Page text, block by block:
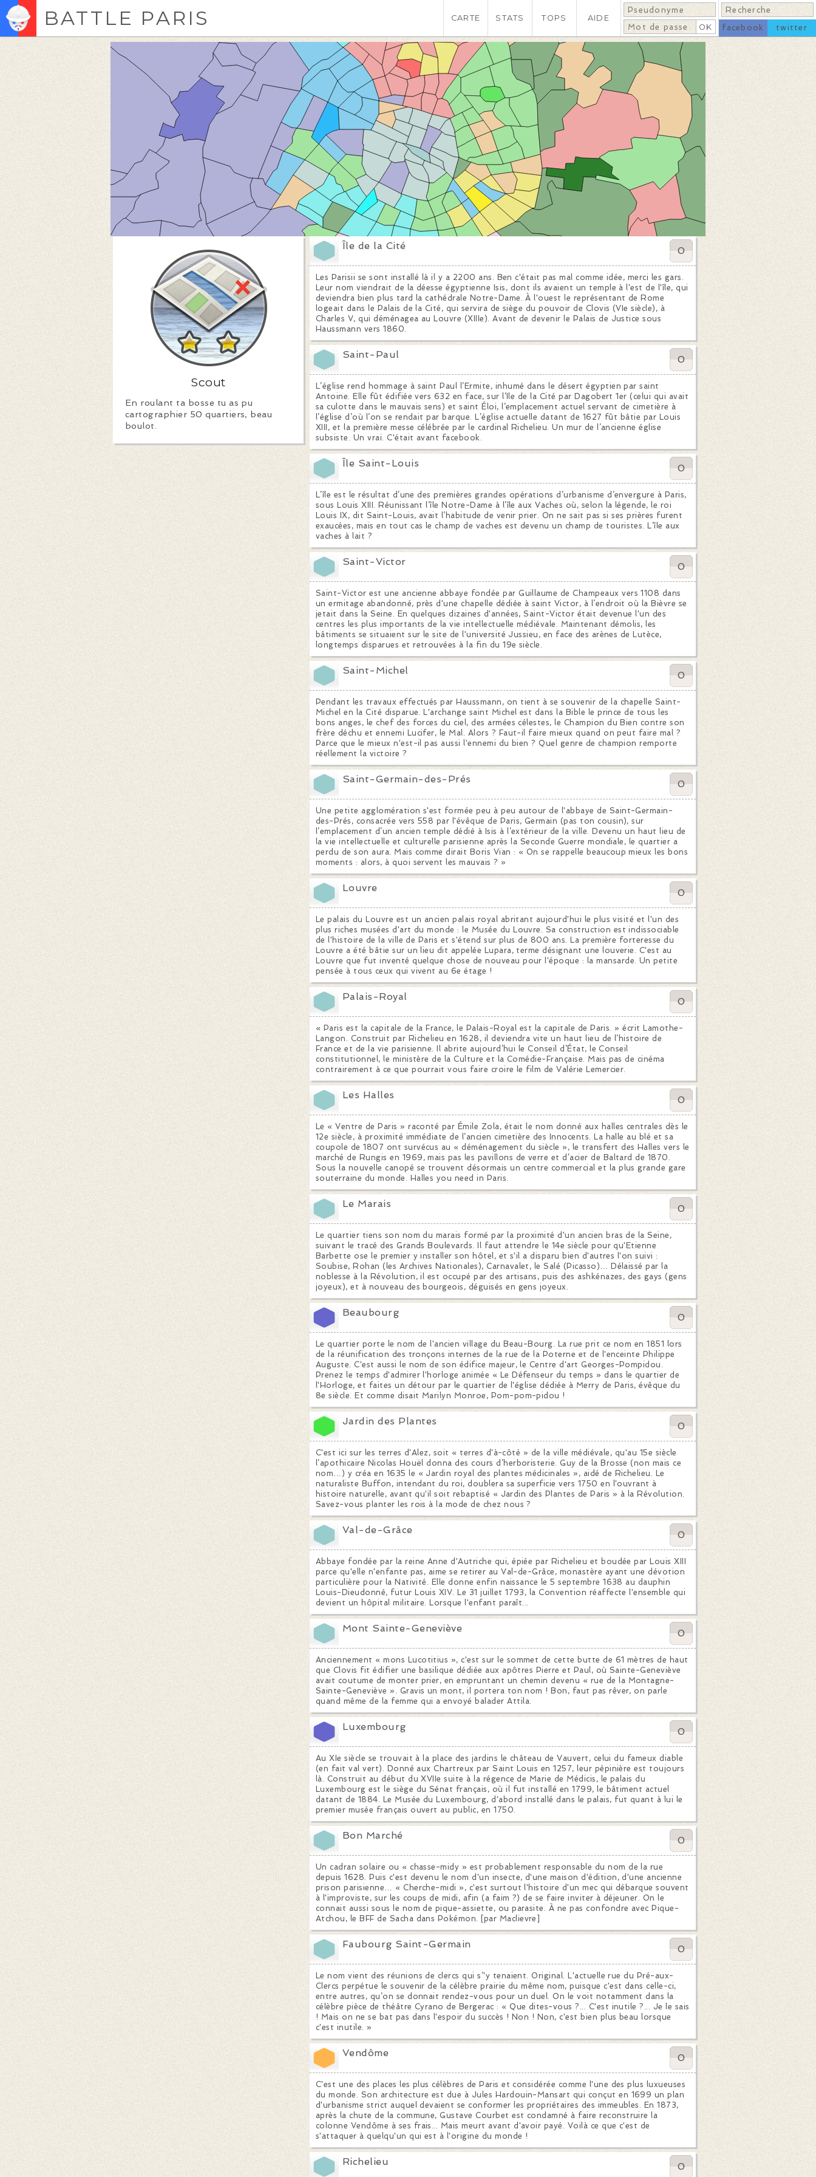
BATTLE PARIS CARTE STATS TOPS
AIDE
facebook
twitter
Scout
En roulant ta bosse tu as pu
cartographier 50 quartiers, beau
boulot.
Île de la Cité 0
Les Parisii se sont installé là il y a 2200 ans. Ben c'était pas mal comme idée, merci les gars.
Leur nom viendrait de la déesse égyptienne Isis, dont ils avaient un temple à l'est de l'île, qui
deviendra bien plus tard la cathédrale Notre-Dame. À l'ouest le représentant de Rome
logeait dans le Palais de la Cité, qui servira de siège du pouvoir de Clovis (VIe siècle), à
Charles V, qui déménagea au Louvre (XIIIe). Avant de devenir le Palais de Justice sous
Haussmann vers 1860.
Saint-Paul 0
L’église rend hommage à saint Paul l’Ermite, inhumé dans le désert égyptien par saint
Antoine. Elle fût édifiée vers 632 en face, sur l’Ile de la Cité par Dagobert 1er (celui qui avait
sa culotte dans le mauvais sens) et saint Éloi, l’emplacement actuel servant de cimetière à
l’église d’où l’on se rendait par barque. L’église actuelle datant de 1627 fût bâtie par Louis
XIII, et la première messe célébrée par le cardinal Richelieu. Un mur de l’ancienne église
subsiste. Un vrai. C'était avant facebook.
Île Saint-Louis 0
L’île est le résultat d’une des premières grandes opérations d’urbanisme d’envergure à Paris,
sous Louis XIII. Réunissant l’île Notre-Dame à l’île aux Vaches où, selon la légende, le roi
Louis IX, dit Saint-Louis, avait l’habitude de venir prier. On ne sait pas si ses prières furent
exaucées, mais en tout cas le champ de vaches est devenu un champ de touristes. L’île aux
vaches à lait ?
Saint-Victor 0
Saint-Victor est une ancienne abbaye fondée par Guillaume de Champeaux vers 1108 dans
un ermitage abandonné, près d'une chapelle dédiée à saint Victor, à l’endroit où la Bièvre se
jetait dans la Seine. En quelques dizaines d'années, Saint-Victor était devenue l'un des
centres les plus importants de la vie intellectuelle médiévale. Maintenant démolis, les
bâtiments se situaient sur le site de l'université Jussieu, en face des arènes de Lutèce,
longtemps disparues et retrouvées à la fin du 19e siècle.
Saint-Michel 0
Pendant les travaux effectués par Haussmann, on tient à se souvenir de la chapelle Saint-
Michel en la Cité disparue. L'archange saint Michel est dans la Bible le prince de tous les
bons anges, le chef des forces du ciel, des armées célestes, le Champion du Bien contre son
frère déchu et ennemi Lucifer, le Mal. Alors ? Faut-il faire mieux quand on peut faire mal ?
Parce que le mieux n'est-il pas aussi l'ennemi du bien ? Quel genre de champion remporte
réellement la victoire ?
Saint-Germain-des-Prés 0
Une petite agglomération s'est formée peu à peu autour de l'abbaye de Saint-Germain-
des-Prés, consacrée vers 558 par l'évêque de Paris, Germain (pas ton cousin), sur
l’emplacement d’un ancien temple dédié à Isis à l’extérieur de la ville. Devenu un haut lieu de
la vie intellectuelle et culturelle parisienne après la Seconde Guerre mondiale, le quartier a
perdu de son aura. Mais comme dirait Boris Vian : « On se rappelle beaucoup mieux les bons
moments : alors, à quoi servent les mauvais ? »
Louvre 0
Le palais du Louvre est un ancien palais royal abritant aujourd'hui le plus visité et l'un des
plus riches musées d'art du monde : le Musée du Louvre. Sa construction est indissociable
de l'histoire de la ville de Paris et s'étend sur plus de 800 ans. La première forteresse du
Louvre a été bâtie sur un lieu dit appelée Lupara, terme désignant une louverie. C'est au
Louvre que fut inventé quelque chose de nouveau pour l'époque : la mansarde. Un petite
pensée à tous ceux qui vivent au 6e étage !
Palais-Royal 0
« Paris est la capitale de la France, le Palais-Royal est la capitale de Paris. » écrit Lamothe-
Langon. Construit par Richelieu en 1628, il deviendra vite un haut lieu de l’histoire de
France et de la vie parisienne. Il abrite aujourd’hui le Conseil d’État, le Conseil
constitutionnel, le ministère de la Culture et la Comédie-Française. Mais pas de cinéma
contrairement à ce que pourrait vous faire croire le film de Valérie Lemercier.
Les Halles 0
Le « Ventre de Paris » raconté par Émile Zola, était le nom donné aux halles centrales dès le
12e siècle, à proximité immédiate de l’ancien cimetière des Innocents. La halle au blé et sa
coupole de 1807 ont survécus au « déménagement du siècle », le transfert des Halles vers le
marché de Rungis en 1969, mais pas les pavillons de verre et d’acier de Baltard de 1870.
Sous la nouvelle canopé se trouvent désormais un centre commercial et la plus grande gare
souterraine du monde. Halles you need in Paris.
Le Marais 0
Le quartier tiens son nom du marais formé par la proximité d'un ancien bras de la Seine,
suivant le tracé des Grands Boulevards. Il faut attendre le 14e siècle pour qu'Etienne
Barbette ose le premier y installer son hôtel, et s'il a disparu bien d'autres l'on suivi :
Soubise, Rohan (les Archives Nationales), Carnavalet, le Salé (Picasso)… Délaissé par la
noblesse à la Révolution, il est occupé par des artisans, puis des ashkénazes, des gays (gens
joyeux), et à nouveau des bourgeois, déguisés en gens joyeux.
Beaubourg 0
Le quartier porte le nom de l'ancien village du Beau-Bourg. La rue prit ce nom en 1851 lors
de la réunification des tronçons internes de la rue de la Poterne et de l'enceinte Philippe
Auguste. C'est aussi le nom de son édifice majeur, le Centre d'art Georges-Pompidou.
Prenez le temps d'admirer l'horloge animée « Le Défenseur du temps » dans le quartier de
l'Horloge, et faites un détour par le quartier de l'église dédiée à Merry de Paris, évêque du
8e siècle. Et comme disait Marilyn Monroe, Pom-pom-pidou !
Jardin des Plantes 0
C'est ici sur les terres d'Alez, soit « terres d'à-côté » de la ville médiévale, qu'au 15e siècle
l’apothicaire Nicolas Houël donna des cours d’herboristerie. Guy de la Brosse (non mais ce
nom…) y créa en 1635 le « Jardin royal des plantes médicinales », aidé de Richelieu. Le
naturaliste Buffon, intendant du roi, doublera sa superficie vers 1750 en l'ouvrant à
histoire naturelle, avant qu'il soit rebaptisé « Jardin des Plantes de Paris » à la Révolution.
Savez-vous planter les rois à la mode de chez nous ?
Val-de-Grâce 0
Abbaye fondée par la reine Anne d'Autriche qui, épiée par Richelieu et boudée par Louis XIII
parce qu'elle n'enfante pas, aime se retirer au Val-de-Grâce, monastère ayant une dévotion
particulière pour la Nativité. Elle donne enfin naissance le 5 septembre 1638 au dauphin
Louis-Dieudonné, futur Louis XIV. Le 31 juillet 1793, la Convention réaffecte l'ensemble qui
devient un hôpital militaire. Lorsque l'enfant paraît...
Mont Sainte-Geneviève 0
Anciennement « mons Lucotitius », c'est sur le sommet de cette butte de 61 mètres de haut
que Clovis fit édifier une basilique dédiée aux apôtres Pierre et Paul, où Sainte-Geneviève
avait coutume de monter prier, en empruntant un chemin devenu « rue de la Montagne-
Sainte-Geneviève ». Gravis un mont, il portera ton nom ! Bon, faut pas rêver, on parle
quand même de la femme qui a envoyé balader Attila.
Luxembourg 0
Au XIe siècle se trouvait à la place des jardins le château de Vauvert, celui du fameux diable
(en fait val vert). Donné aux Chartreux par Saint Louis en 1257, leur pépinière est toujours
là. Construit au début du XVIIe suite à la régence de Marie de Médicis, le palais du
Luxembourg est le siège du Sénat français, où il fut installé en 1799, le bâtiment actuel
datant de 1884. Le Musée du Luxembourg, d'abord installé dans le palais, fut quant à lui le
premier musée français ouvert au public, en 1750.
Bon Marché 0
Un cadran solaire ou « chasse-midy » est probablement responsable du nom de la rue
depuis 1628. Puis c'est devenu le nom d'un insecte, d'une maison d'édition, d'une ancienne
prison parisienne… « Cherche-midi », c'est surtout l'histoire d'un mec qui débarque souvent
à l'improviste, sur les coups de midi, afin (a faim ?) de se faire inviter à déjeuner. On le
connait aussi sous le nom de pique-assiette, ou parasite. À ne pas confondre avec Pique-
Atchou, le BFF de Sacha dans Pokémon. [par Maclievre]
Faubourg Saint-Germain 0
Le nom vient des réunions de clercs qui s’'y tenaient. Original. L'actuelle rue du Pré-aux-
Clercs perpétue le souvenir de la célèbre prairie du même nom, puisque c'est dans celle-ci,
entre autres, qu’on se donnait rendez-vous pour un duel. On le voit notamment dans la
célèbre pièce de théâtre Cyrano de Bergerac : « Que dites-vous ?... C'est inutile ?... Je le sais
! Mais on ne se bat pas dans l'espoir du succès ! Non ! Non, c'est bien plus beau lorsque
c'est inutile. »
Vendôme 0
C'est une des places les plus célèbres de Paris et considérée comme l'une des plus luxueuses
du monde. Son architecture est due à Jules Hardouin-Mansart qui conçut en 1699 un plan
d'urbanisme strict auquel devaient se conformer les propriétaires des immeubles. En 1873,
après la chute de la commune, Gustave Courbet est condamné à faire reconstruire la
colonne Vendôme à ses frais... Mais meurt avant d'avoir payé. Voilà ce que c'est de
s'attaquer à quelqu'un qui est à l'origine du monde !
Richelieu 0